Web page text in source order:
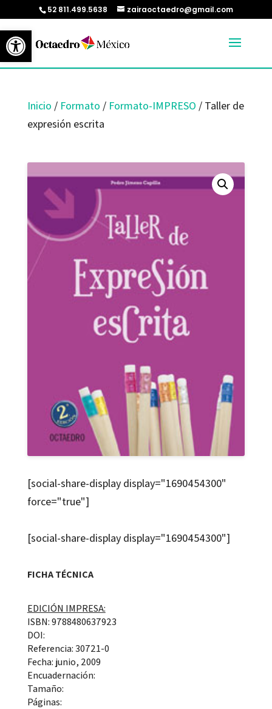
Abrir barra de herramientas
52 811.499.5638 zairaoctaedro@gmail.com
Inicio / Formato / Formato-IMPRESO / Taller de
expresión escrita
[social-share-display display="1690454300"
force="true"]
[social-share-display display="1690454300"]
FICHA TÉCNICA
EDICIÓN IMPRESA:
ISBN: 9788480637923
DOI:
Referencia: 30721-0
Fecha: junio, 2009
Encuadernación:
Tamaño:
Páginas: